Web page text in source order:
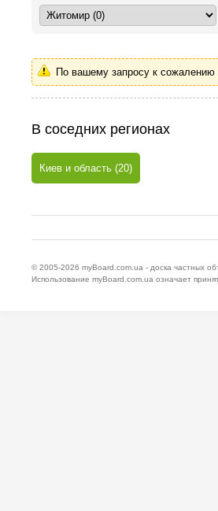
По вашему запросу к сожалению
В соседних регионах
Киев и область (20)
© 2005-2026 myBoard.com.ua - доска частных
Использование myBoard.com.ua означает